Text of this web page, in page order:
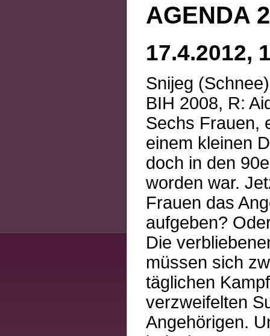
AGENDA
17.4.2012,
Snijeg (Schnee)
BIH 2008, R:
Sechs Frauen,
einem kleinen
doch in den
worden war.
Frauen das
aufgeben?
Die
müssen sich
täglichen
verzweifelten
Angehörigen.